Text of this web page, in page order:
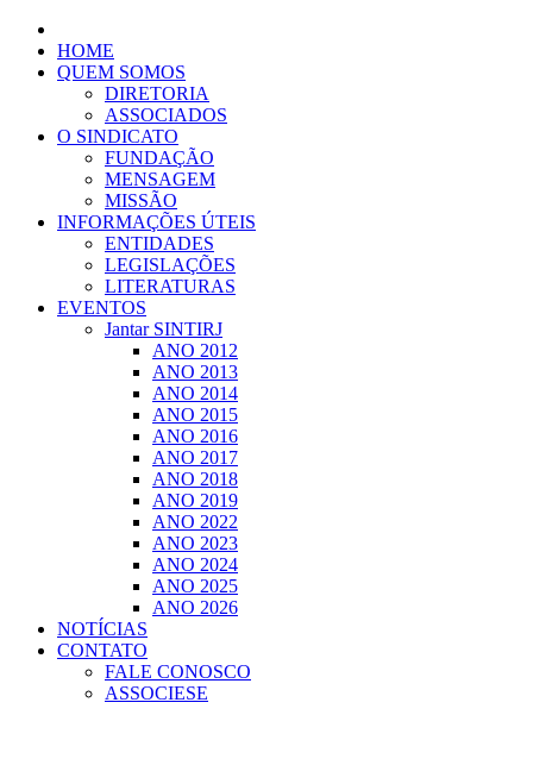
HOME
QUEM SOMOS
DIRETORIA
ASSOCIADOS
O SINDICATO
FUNDAÇÃO
MENSAGEM
MISSÃO
INFORMAÇÕES ÚTEIS
ENTIDADES
LEGISLAÇÕES
LITERATURAS
EVENTOS
Jantar SINTIRJ
ANO 2012
ANO 2013
ANO 2014
ANO 2015
ANO 2016
ANO 2017
ANO 2018
ANO 2019
ANO 2022
ANO 2023
ANO 2024
ANO 2025
ANO 2026
NOTÍCIAS
CONTATO
FALE CONOSCO
ASSOCIESE